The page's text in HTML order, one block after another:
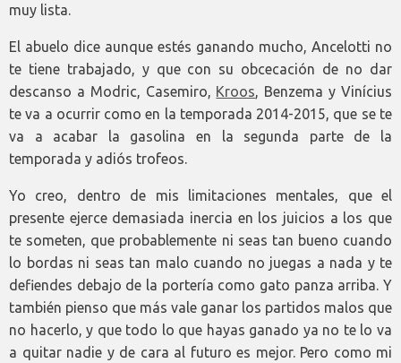
muy lista.
El abuelo dice aunque estés ganando mucho, Ancelotti no
te tiene trabajado, y que con su obcecación de no dar
descanso a Modric, Casemiro, Kroos , Benzema y Vinícius
te va a ocurrir como en la temporada 2014-2015, que se te
va a acabar la gasolina en la segunda parte de la
temporada y adiós trofeos.
Yo creo, dentro de mis limitaciones mentales, que el
presente ejerce demasiada inercia en los juicios a los que
te someten, que probablemente ni seas tan bueno cuando
lo bordas ni seas tan malo cuando no juegas a nada y te
defiendes debajo de la portería como gato panza arriba. Y
también pienso que más vale ganar los partidos malos que
no hacerlo, y que todo lo que hayas ganado ya no te lo va
a quitar nadie y de cara al futuro es mejor. Pero como mi